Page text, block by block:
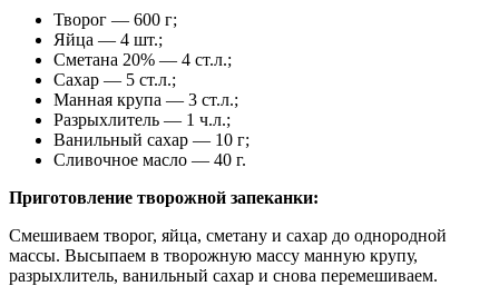
Творог — 600 г;
Яйца — 4 шт.;
Сметана 20% — 4 ст.л.;
Сахар — 5 ст.л.;
Манная крупа — 3 ст.л.;
Разрыхлитель — 1 ч.л.;
Ванильный сахар — 10 г;
Сливочное масло — 40 г.
Приготовление творожной запеканки:
Смешиваем творог, яйца, сметану и сахар до однородной
массы. Высыпаем в творожную массу манную крупу,
разрыхлитель, ванильный сахар и снова перемешиваем.